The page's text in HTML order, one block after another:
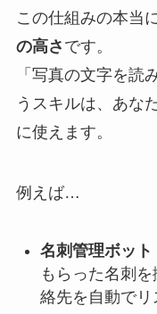
この仕組みの本当
の高さ です。
「写真の文字を読
うスキルは、あな
に使えます。
例えば…
名刺管理ボット
もらった名刺
絡先を自動でリ